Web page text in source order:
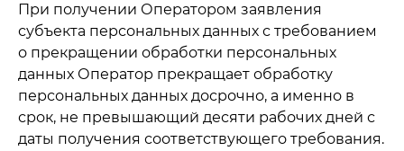
При получении Оператором заявления
субъекта персональных данных с требованием
о прекращении обработки персональных
данных Оператор прекращает обработку
персональных данных досрочно, а именно в
срок, не превышающий десяти рабочих дней с
даты получения соответствующего требования.